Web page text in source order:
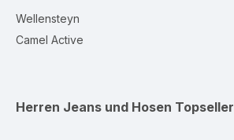
Wellensteyn
Camel Active
Herren Jeans und Hosen Topseller